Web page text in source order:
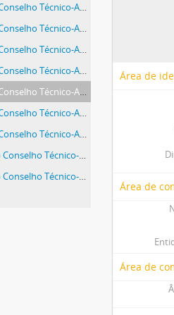
Técnico-Administrativo
Técnico-Administrativo
Técnico-Administrativo
Técnico-Administrativo
Técnico-Administrativo
Técnico-Administrativo
Técnico-Administrativo
Técnico-Administrativo
Técnico-Administrativo
Área de
Área de
Área de